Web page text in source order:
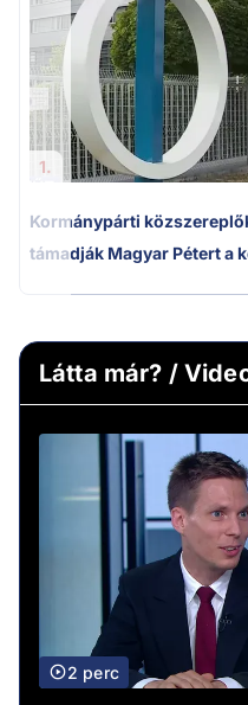
1.
Kormánypárti
támadják Magyar Pétert a
Látta már? /
2 perc